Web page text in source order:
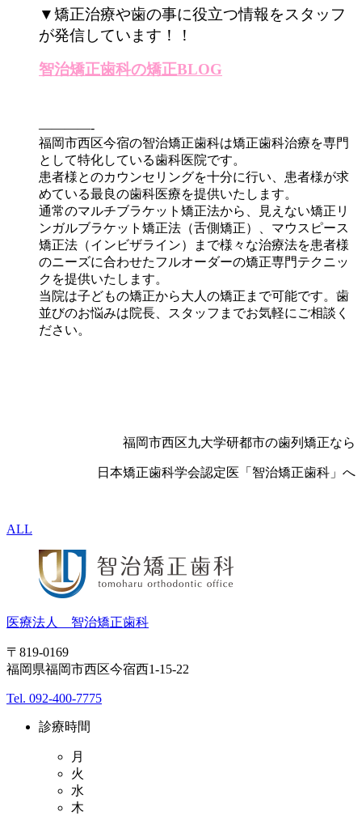
▼矯正治療や歯の事に役立つ情報をスタッフ
が発信しています！！
智治矯正歯科の矯正BLOG
————-
福岡市西区今宿の智治矯正歯科は矯正歯科治療を専門
として特化している歯科医院です。
患者様とのカウンセリングを十分に行い、患者様が求
めている最良の歯科医療を提供いたします。
通常のマルチブラケット矯正法から、見えない矯正リ
ンガルブラケット矯正法（舌側矯正）、マウスピース
矯正法（インビザライン）まで様々な治療法を患者様
のニーズに合わせたフルオーダーの矯正専門テクニッ
クを提供いたします。
当院は子どもの矯正から大人の矯正まで可能です。歯
並びのお悩みは院長、スタッフまでお気軽にご相談く
ださい。
福岡市西区九大学研都市の歯列矯正なら
日本矯正歯科学会認定医「智治矯正歯科」へ
ALL
医療法人 智治矯正歯科
〒819-0169
福岡県福岡市西区今宿西1-15-22
Tel. 092-400-7775
診療時間
月
火
水
木